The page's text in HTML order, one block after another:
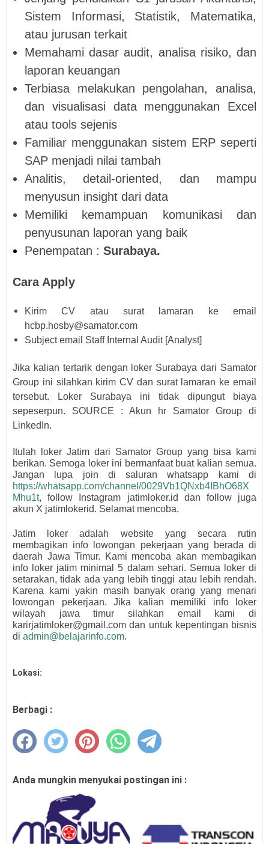
Sistem Informasi, Statistik, Matematika,
atau jurusan terkait
Memahami dasar audit, analisa risiko, dan
laporan keuangan
Terbiasa melakukan pengolahan, analisa,
dan visualisasi data menggunakan Excel
atau tools sejenis
Familiar menggunakan sistem ERP seperti
SAP menjadi nilai tambah
Analitis, detail-oriented, dan mampu
menyusun insight dari data
Memiliki kemampuan komunikasi dan
penyusunan laporan yang baik
Penempatan : Surabaya.
Cara Apply
Kirim CV atau surat lamaran ke email
hcbp.hosby@samator.com
Subject email Staff Internal Audit [Analyst]
Jika kalian tertarik dengan loker Surabaya dari Samator
Group ini silahkan kirim CV dan surat lamaran ke email
tersebut.
Loker Surabaya ini tidak dipungut biaya
sepeserpun. SOURCE : Akun hr Samator Group di
LinkedIn.
Itulah loker Jatim dari Samator Group yang bisa kami
berikan. Semoga loker ini bermanfaat buat kalian semua.
Jangan lupa join di saluran whatsapp kami di
https://whatsapp.com/channel/0029Vb1QNxb4IBhO68X
Mhu1t, follow Instagram jatimloker.id dan follow juga
akun X jatimlokerid. Selamat mencoba.
Jatim loker adalah website yang secara rutin
membagikan info lowongan pekerjaan yang berada di
daerah Jawa Timur. Kami mencoba akan membagikan
info loker jatim minimal 5 dalam sehari. Semua loker di
setarakan, tidak ada yang lebih tinggi atau lebih rendah.
Karena kami yakin masih banyak orang yang menari
lowongan pekerjaan. Jika kalian memiliki info loker
wilayah jawa timur silahkan email kami di
karirjatimloker@gmail.com dan untuk kepentingan bisnis
di admin@belajarinfo.com.
Lokasi:
Berbagi :
Anda mungkin menyukai postingan ini :